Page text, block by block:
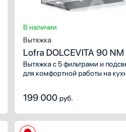
В наличии
Вытяжка
Lofra DOLCEVITA 90 NM
Вытяжка с 5 фильтрами и
для комфортной работы на
199 000 руб.